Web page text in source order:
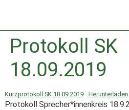
Protokoll SK
18.09.2019
Kurzprotokoll SK 18.09.2019 Herunterladen
Protokoll Sprecher*innenkreis